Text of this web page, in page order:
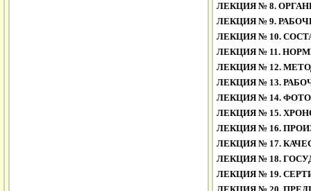
ЛЕКЦИЯ № 8.
ЛЕКЦИЯ № 9.
ЛЕКЦИЯ № 10.
ЛЕКЦИЯ № 11.
ЛЕКЦИЯ № 12.
ЛЕКЦИЯ № 13.
ЛЕКЦИЯ № 14.
ЛЕКЦИЯ № 15.
ЛЕКЦИЯ № 16.
ЛЕКЦИЯ № 17.
ЛЕКЦИЯ № 18.
ЛЕКЦИЯ № 19.